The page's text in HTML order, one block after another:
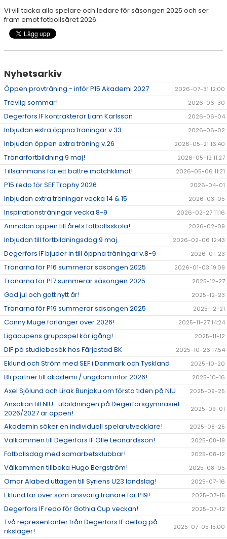
MÅ BRA COACH
VÄRDEGRUND
Vi vill tacka alla spelare och ledare för säsongen 2025 och ser
fram emot fotbollsåret 2026.
Nyhetsarkiv
Öppen provträning - inför P15 Akademi 2027 2026-07-31 12:00
Trevlig sommar! 2026-06-30
Degerfors IF kontrakterar Liam Karlsson 2026-06-04
Inbjudan extra öppna träningar v.33 2026-06-02
Inbjudan öppen extra träning v.26 2026-05-21 16:40
Tränarfortbildning 9 maj! 2026-05-12 11:27
Tillsammans för ett bättre matchklimat! 2026-05-06 11:21
P15 redo för SEF Trophy 2026 2026-04-01
Inbjudan extra träningar vecka 14 & 15 2026-03-05
Inspirationsträningar vecka 8-9 2026-02-27 11:16
Anmälan öppen till årets fotbollsskola! 2026-02-09
Inbjudan till fortbildningsdag 9 maj 2026-02-06 12:43
Degerfors IF bjuder in till öppna träningar v.8-9 2026-01-23
Tränarna för P16 summerar säsongen 2025 2026-01-03 19:09
Tränarna för P17 summerar säsongen 2025 2025-12-27
God jul och gott nytt år! 2025-12-23
Tränarna för P19 summerar säsongen 2025 2025-12-21
Conny Muge förlänger över 2026! 2025-11-27 14:24
Ligacupens gruppspel kör igång! 2025-11-12
DIF på studiebesök hos Färjestad BK 2025-10-26 17:54
Eklund och Ström med SEF i Danmark och Tyskland 2025-10-20
Bli partner till akademi / ungdom inför 2026! 2025-10-16
Axel Sjölund och Lirak Bunjaku om första tiden på NIU 2025-09-25
Ansökan till NIU- utbildningen på Degerforsgymnasiet
2026/2027 är öppen!
2025-09-01
Akademin söker en individuell spelarutvecklare! 2025-08-25
Välkommen till Degerfors IF Olle Leonardsson! 2025-08-19
Fotbollsdag med samarbetsklubbar! 2025-08-12
Välkommen tillbaka Hugo Bergström! 2025-08-05
Omar Alabed uttagen till Syriens U23 landslag! 2025-07-16
Eklund tar över som ansvarig tränare för P19! 2025-07-15
Degerfors IF redo för Gothia Cup veckan! 2025-07-12
Två representanter från Degerfors IF deltog på
riksläger!
2025-07-05 15:00